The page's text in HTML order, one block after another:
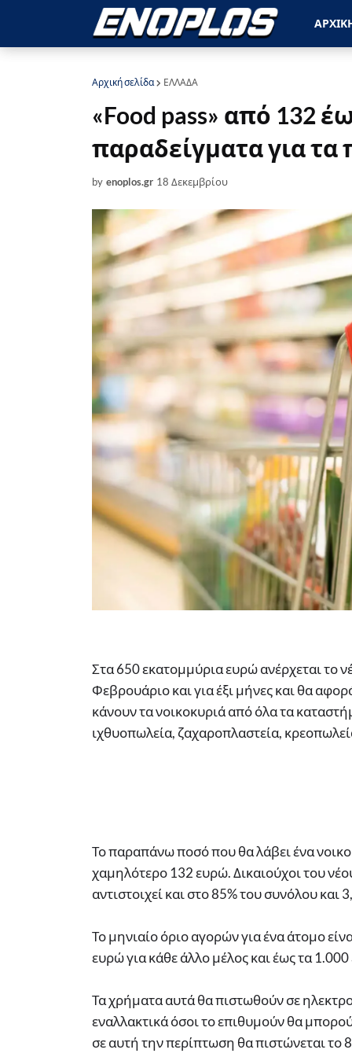
Αρχική σελίδα ΕΛΛΑΔΑ
«Food pass» από 132
παραδείγματα για τα
by enoplos.gr 18 Δεκεμβρίου
Στα 650 εκατομμύρια ευρώ ανέρχεται το
Φεβρουάριο και για έξι μήνες και θα
κάνουν τα νοικοκυριά από όλα τα
ιχθυοπωλεία, ζαχαροπλαστεία,
Το παραπάνω ποσό που θα λάβει ένα
χαμηλότερο 132 ευρώ. Δικαιούχοι του
αντιστοιχεί και στο 85% του συνόλου και
Το μηνιαίο όριο αγορών για ένα άτομο
ευρώ για κάθε άλλο μέλος και έως τα
Τα χρήματα αυτά θα πιστωθούν σε
εναλλακτικά όσοι το επιθυμούν θα
σε αυτή την περίπτωση θα πιστώνεται το